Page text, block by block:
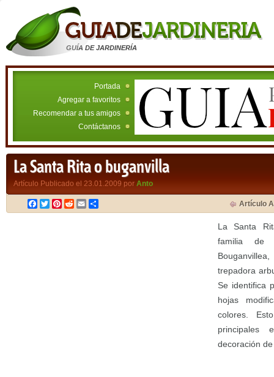
GUÍA DE JARDINERÍA
Portada
Agregar a favoritos
Recomendar a tus amigos
Contáctanos
La Santa Rita o buganvilla
Artículo Publicado el 23.01.2009 por Anto
Facebook
TwitterPinterest
RedditEmail Artículo
La Santa
familia de
trepadora
Se identifica
hojas
colores.
decoración